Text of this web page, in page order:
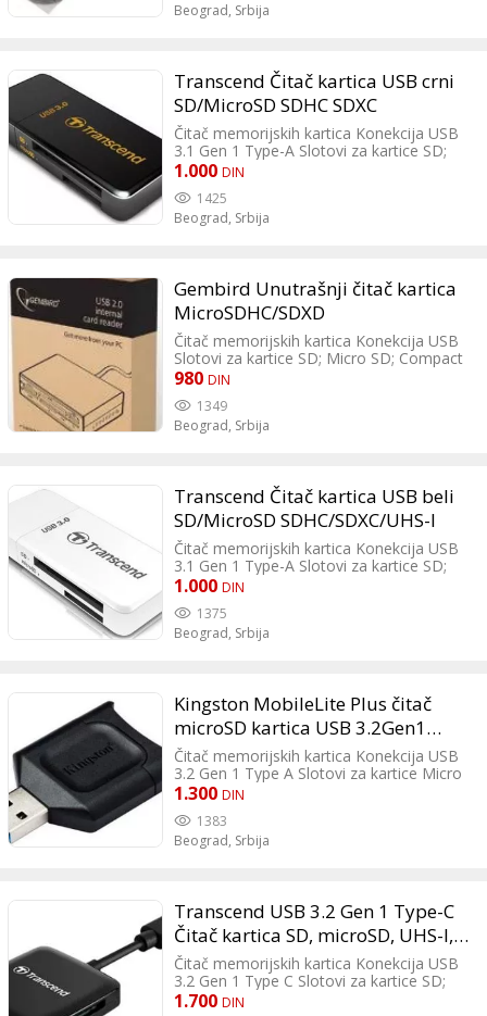
Beograd, Srbija
Transcend Čitač kartica USB crni
SD/MicroSD SDHC SDXC
Čitač memorijskih kartica Konekcija USB
3.1 Gen 1 Type-A Slotovi za kartice SD;
Micro SD Podržani formati SDHC; SDXC;
Dodatne karakteristike Radi i na UHS-II
karticama ali sa UHS-I brzinom čitanja
1.000 DIN
1425
Beograd, Srbija
Gembird Unutrašnji čitač kartica
MicroSDHC/SDXD
Čitač memorijskih kartica Konekcija USB
Slotovi za kartice SD; Micro SD; Compact
Flash; M2; CF II; MS/MS Duo; XD Podržani
Dodatne karakteristike Staje u slot kućišta
3.5
980 DIN
1349
Beograd, Srbija
Transcend Čitač kartica USB beli
SD/MicroSD SDHC/SDXC/UHS-I
Čitač memorijskih kartica Konekcija USB
3.1 Gen 1 Type-A Slotovi za kartice SD;
Micro SD Podržani formati SDHC; SDXC;
Dimenzija 56x24x8.9mm Težina 0.018kg
1.000 DIN
1375
Beograd, Srbija
Kingston MobileLite Plus čitač
microSD kartica USB 3.2Gen1
UHS-II
Čitač memorijskih kartica Konekcija USB
3.2 Gen 1 Type A Slotovi za kartice Micro
SD Boja Crna Dimenzija 36.6x20x7.5mm
1.300 DIN
1383
Beograd, Srbija
Transcend USB 3.2 Gen 1 Type-C
Čitač kartica SD, microSD, UHS-I,
SDXC, SDHC
Čitač memorijskih kartica Konekcija USB
3.2 Gen 1 Type C Slotovi za kartice SD;
Micro SD Podržani formati SDHC; SDXC
1.700 DIN